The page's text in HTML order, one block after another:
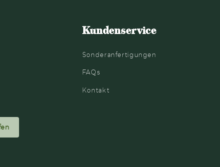
Kundenservice
Sonderanfertigungen
FAQs
Kontakt